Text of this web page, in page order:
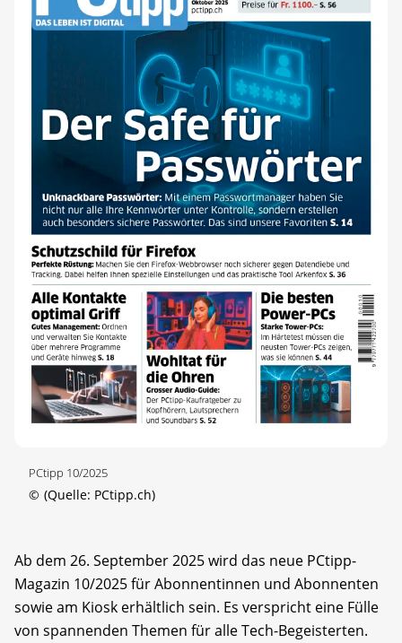
PCtipp 10/2025
© (Quelle: PCtipp.ch)
Ab dem 26. September 2025 wird das neue PCtipp-
Magazin 10/2025 für Abonnentinnen und Abonnenten
sowie am Kiosk erhältlich sein. Es verspricht eine Fülle
von spannenden Themen für alle Tech-Begeisterten.